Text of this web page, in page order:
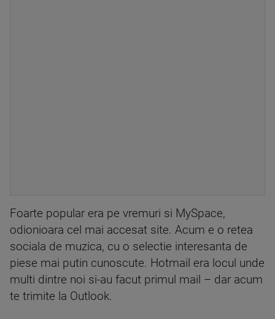
Foarte popular era pe vremuri si MySpace,
odionioara cel mai accesat site. Acum e o retea
sociala de muzica, cu o selectie interesanta de
piese mai putin cunoscute. Hotmail era locul unde
multi dintre noi si-au facut primul mail – dar acum
te trimite la Outlook.